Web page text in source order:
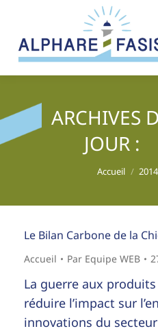
ARCHIVES
JOUR :
Vous êtes
Accueil 2014
Le Bilan Carbone de la
Accueil Par Equipe WEB
La guerre aux
réduire l’impact sur
innovations du